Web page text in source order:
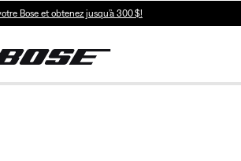
Bose et obtenez jusqu’à 300 $!